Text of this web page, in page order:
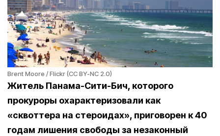
Brent Moore / Flickr (CC BY-NC 2.0)
Житель Панама-Сити-Бич, которого
прокуроры охарактеризовали как
«сквоттера на стероидах», приговорен к 40
годам лишения свободы за незаконный